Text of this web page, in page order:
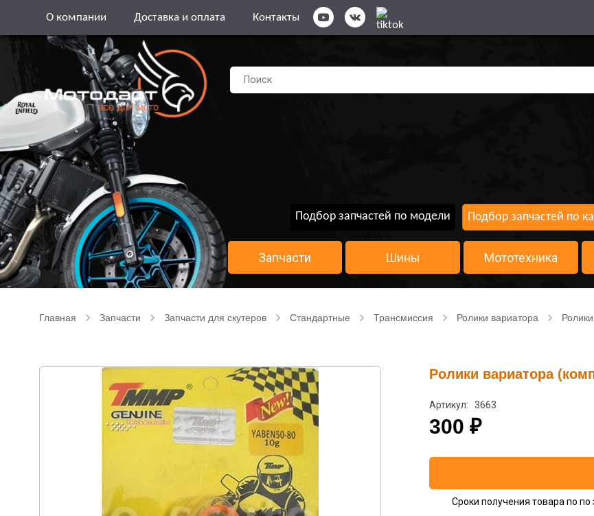
О компании Доставка и оплата Контакты
Подбор запчастей по модели Подбор запчастей по
Запчасти Шины Мототехника
Главная Запчасти Запчасти для скутеров Стандартные Трансмиссия Ролики вариатора
Ролики вариатора
Артикул: 3663
300 ₽
Сроки получения товара по по